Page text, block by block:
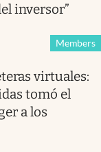
inversor”
Members
virtuales:
tomó el
a los